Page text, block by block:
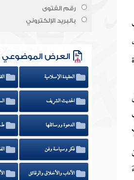
رقم الفتوى
بالبريد الإلكتروني
العرض الموضوعي
العقيدة الإسلامية
الحديث الشريف
الدعوة ووسائلها
فكر وسياسة وفن
الآداب والأخلاق والرقائق